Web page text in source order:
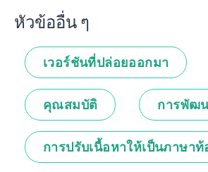
หัวข้ออื่น ๆ
เวอร์ชันที่ปล่อยออกมา
คุณสมบัติ การพัฒ
การปรับเนื้อหาให้เป็นภาษา